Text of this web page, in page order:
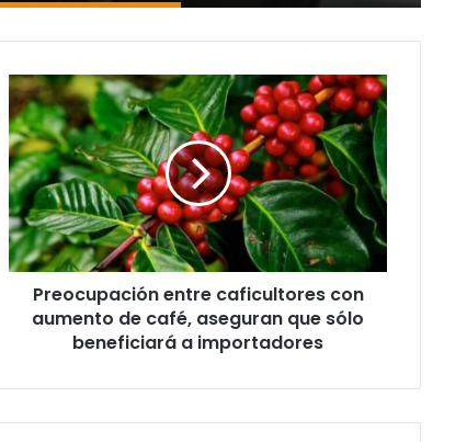
Preocupación
entre
caficultores
con
aumento
de
café,
aseguran
que
sólo
beneficiará
Preocupación entre caficultores con
aumento de café, aseguran que sólo
beneficiará a importadores